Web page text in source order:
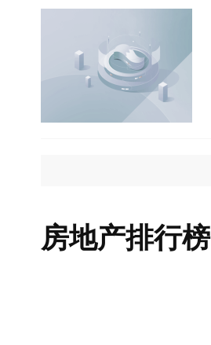
房地产排行榜